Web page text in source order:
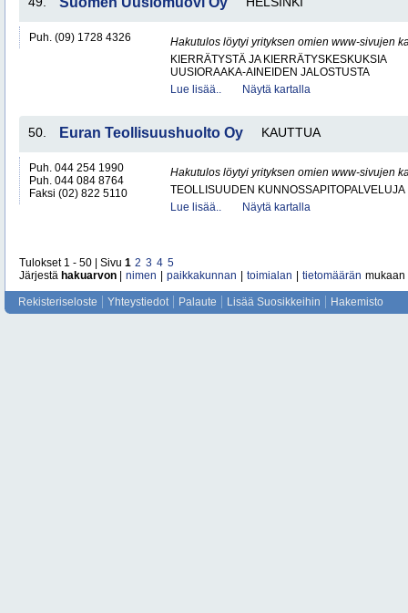
Puh. (09) 1728 4326
Hakutulos löytyi yrityksen omien www-sivujen
KIERRÄTYSTÄ JA KIERRÄTYSKESKUKSIA
UUSIORAAKA-AINEIDEN JALOSTUSTA
Lue lisää..
Näytä kartalla
50. Euran Teollisuushuolto Oy KAUTTUA
Puh. 044 254 1990
Puh. 044 084 8764
Faksi (02) 822 5110
Hakutulos löytyi yrityksen omien www-sivujen
TEOLLISUUDEN KUNNOSSAPITOPALVELUJA
Lue lisää..
Näytä kartalla
Tulokset 1 - 50 | Sivu 1 2 3 4 5
Järjestä hakuarvon nimen paikkakunnan toimialan tietomäärän mukaan
Rekisteriseloste Yhteystiedot Palaute Lisää Suosikkeihin Hakemisto